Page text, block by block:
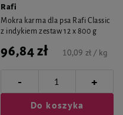
Rafi
Mokra karma dla psa Rafi Classic
z indykiem zestaw 12 x 800 g
96,84 zł 10,09 zł / kg
- +
Do koszyka